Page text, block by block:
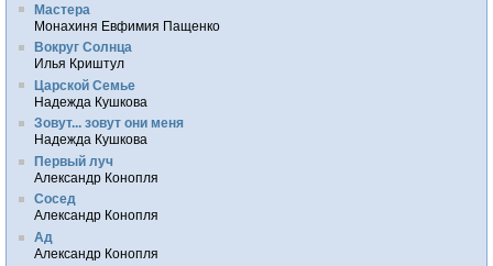
Мастера
Монахиня Евфимия Пащенко
Вокруг Солнца
Илья Криштул
Царской Семье
Надежда Кушкова
Зовут... зовут они меня
Надежда Кушкова
Первый луч
Александр Конопля
Сосед
Александр Конопля
Ад
Александр Конопля